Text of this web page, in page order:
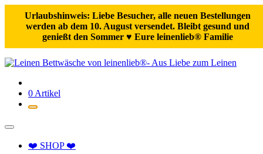
Urlaubshinweis: Liebe Besucher, alle neuen Bestellungen
werden ab dem 10. August versendet. Bleibt gesund und
genießt den Sommer ♥️ Eure leinenlieb® Familie
Zum
springen
0 Artikel
❤️ SHOP ❤️